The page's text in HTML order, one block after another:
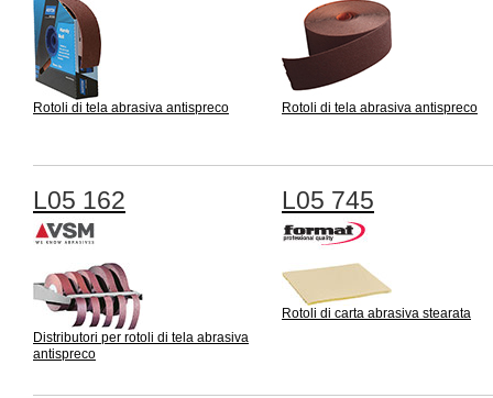
Rotoli di tela abrasiva antispreco Rotoli di tela abrasiva antispreco
L05 162
Distributori per rotoli di tela abrasiva
antispreco
L05 745
Rotoli di carta abrasiva stearata